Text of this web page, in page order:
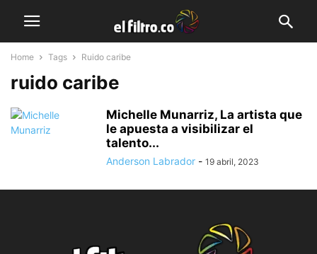
Home Tags Ruido caribe
ruido caribe
Michelle Munarriz, La artista que
le apuesta a visibilizar el
talento...
Anderson Labrador - 19 abril, 2023